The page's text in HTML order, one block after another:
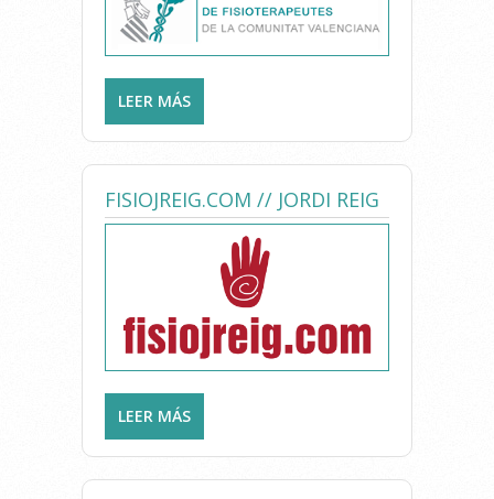
LEER MÁS
FISIOTERAPIA OSSIS
FISIOJREIG.COM // JORDI REIG
LEER MÁS
JORDI REIG